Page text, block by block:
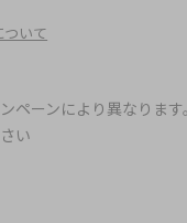
いて
ペーンにより異なります
い